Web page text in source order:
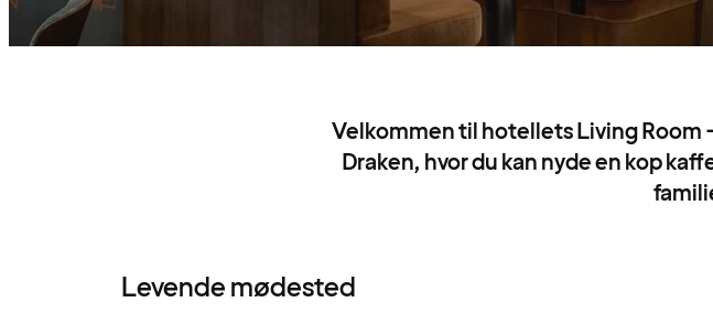
Velkommen til hotellets Living Room
Draken, hvor du kan nyde en kop
Levende mødested